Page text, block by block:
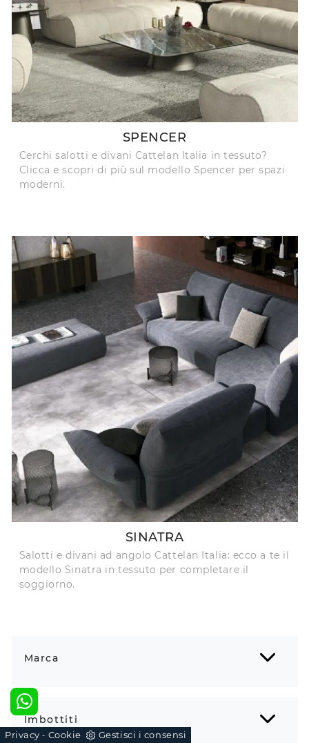
Marca
Imbottiti
SPENCER
Cerchi salotti e divani Cattelan Italia in tessuto?
Clicca e scopri di più sul modello Spencer per spazi
moderni.
SINATRA
Salotti e divani ad angolo Cattelan Italia: ecco a te il
modello Sinatra in tessuto per completare il
soggiorno.
Privacy - Cookie Gestisci i consensi